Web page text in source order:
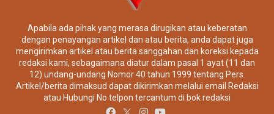
Apabila ada pihak yang merasa dirugikan atau keberatan
dengan penayangan artikel dan atau berita, anda dapat juga
mengirimkan artikel atau berita sanggahan dan koreksi kepada
redaksi kami, sebagaimana diatur dalam pasal 1 ayat (11 dan
12) undang-undang Nomor 40 tahun 1999 tentang Pers.
Artikel/berita dimaksud dapat dikirimkan melalui email Redaksi
atau Hubungi No telpon tercantum di bok redaksi